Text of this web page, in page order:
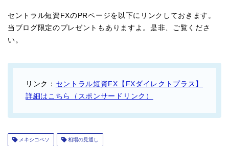
セントラル短資FXのPRページを以下にリンクしておきます。
当ブログ限定のプレゼントもありますよ。是非、ご覧くださ
い。
リンク： セントラル短資FX【FXダイレクトプラス】
詳細はこちら（スポンサードリンク）
メキシコペソ 相場の見通し